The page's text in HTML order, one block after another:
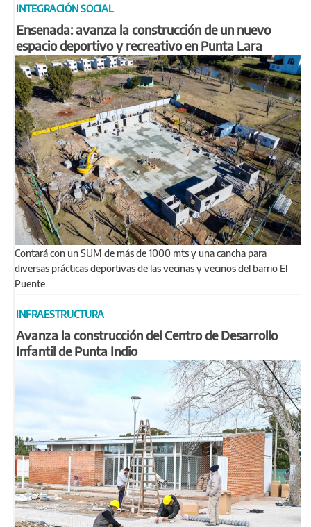
INTEGRACIÓN SOCIAL
Ensenada: avanza la construcción de un nuevo
espacio deportivo y recreativo en Punta Lara
Contará con un SUM de más de 1000 mts y una cancha para
diversas prácticas deportivas de las vecinas y vecinos del barrio El
Puente
INFRAESTRUCTURA
Avanza la construcción del Centro de Desarrollo
Infantil de Punta Indio